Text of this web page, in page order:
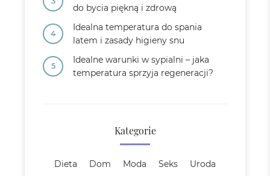
do bycia piękną i zdrową
Idealna temperatura do spania
latem i zasady higieny snu
Idealne warunki w sypialni – jaka
temperatura sprzyja regeneracji?
Kategorie
Dieta Dom Moda Seks Uroda